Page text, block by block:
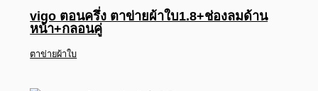
vigo ตอนครึ่ง ตาข่ายผ้าใบ1.8+ช่องลมด้าน
หน้า+กลอนคู่
ตาข่ายผ้าใบ